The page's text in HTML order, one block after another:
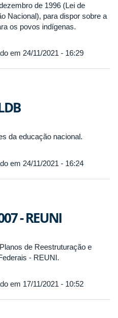
de 1996 (Lei de
Nacional), para dispor sobre a
os povos indígenas.
em 24/11/2021 - 16:29
da educação nacional.
em 24/11/2021 - 16:24
- REUNI
de Reestruturação e
- REUNI.
em 17/11/2021 - 10:52